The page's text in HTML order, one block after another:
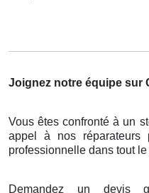
Joignez notre équipe sur
Vous êtes confronté à un
appel à nos réparateurs
professionnelle dans tout le
Demandez un devis